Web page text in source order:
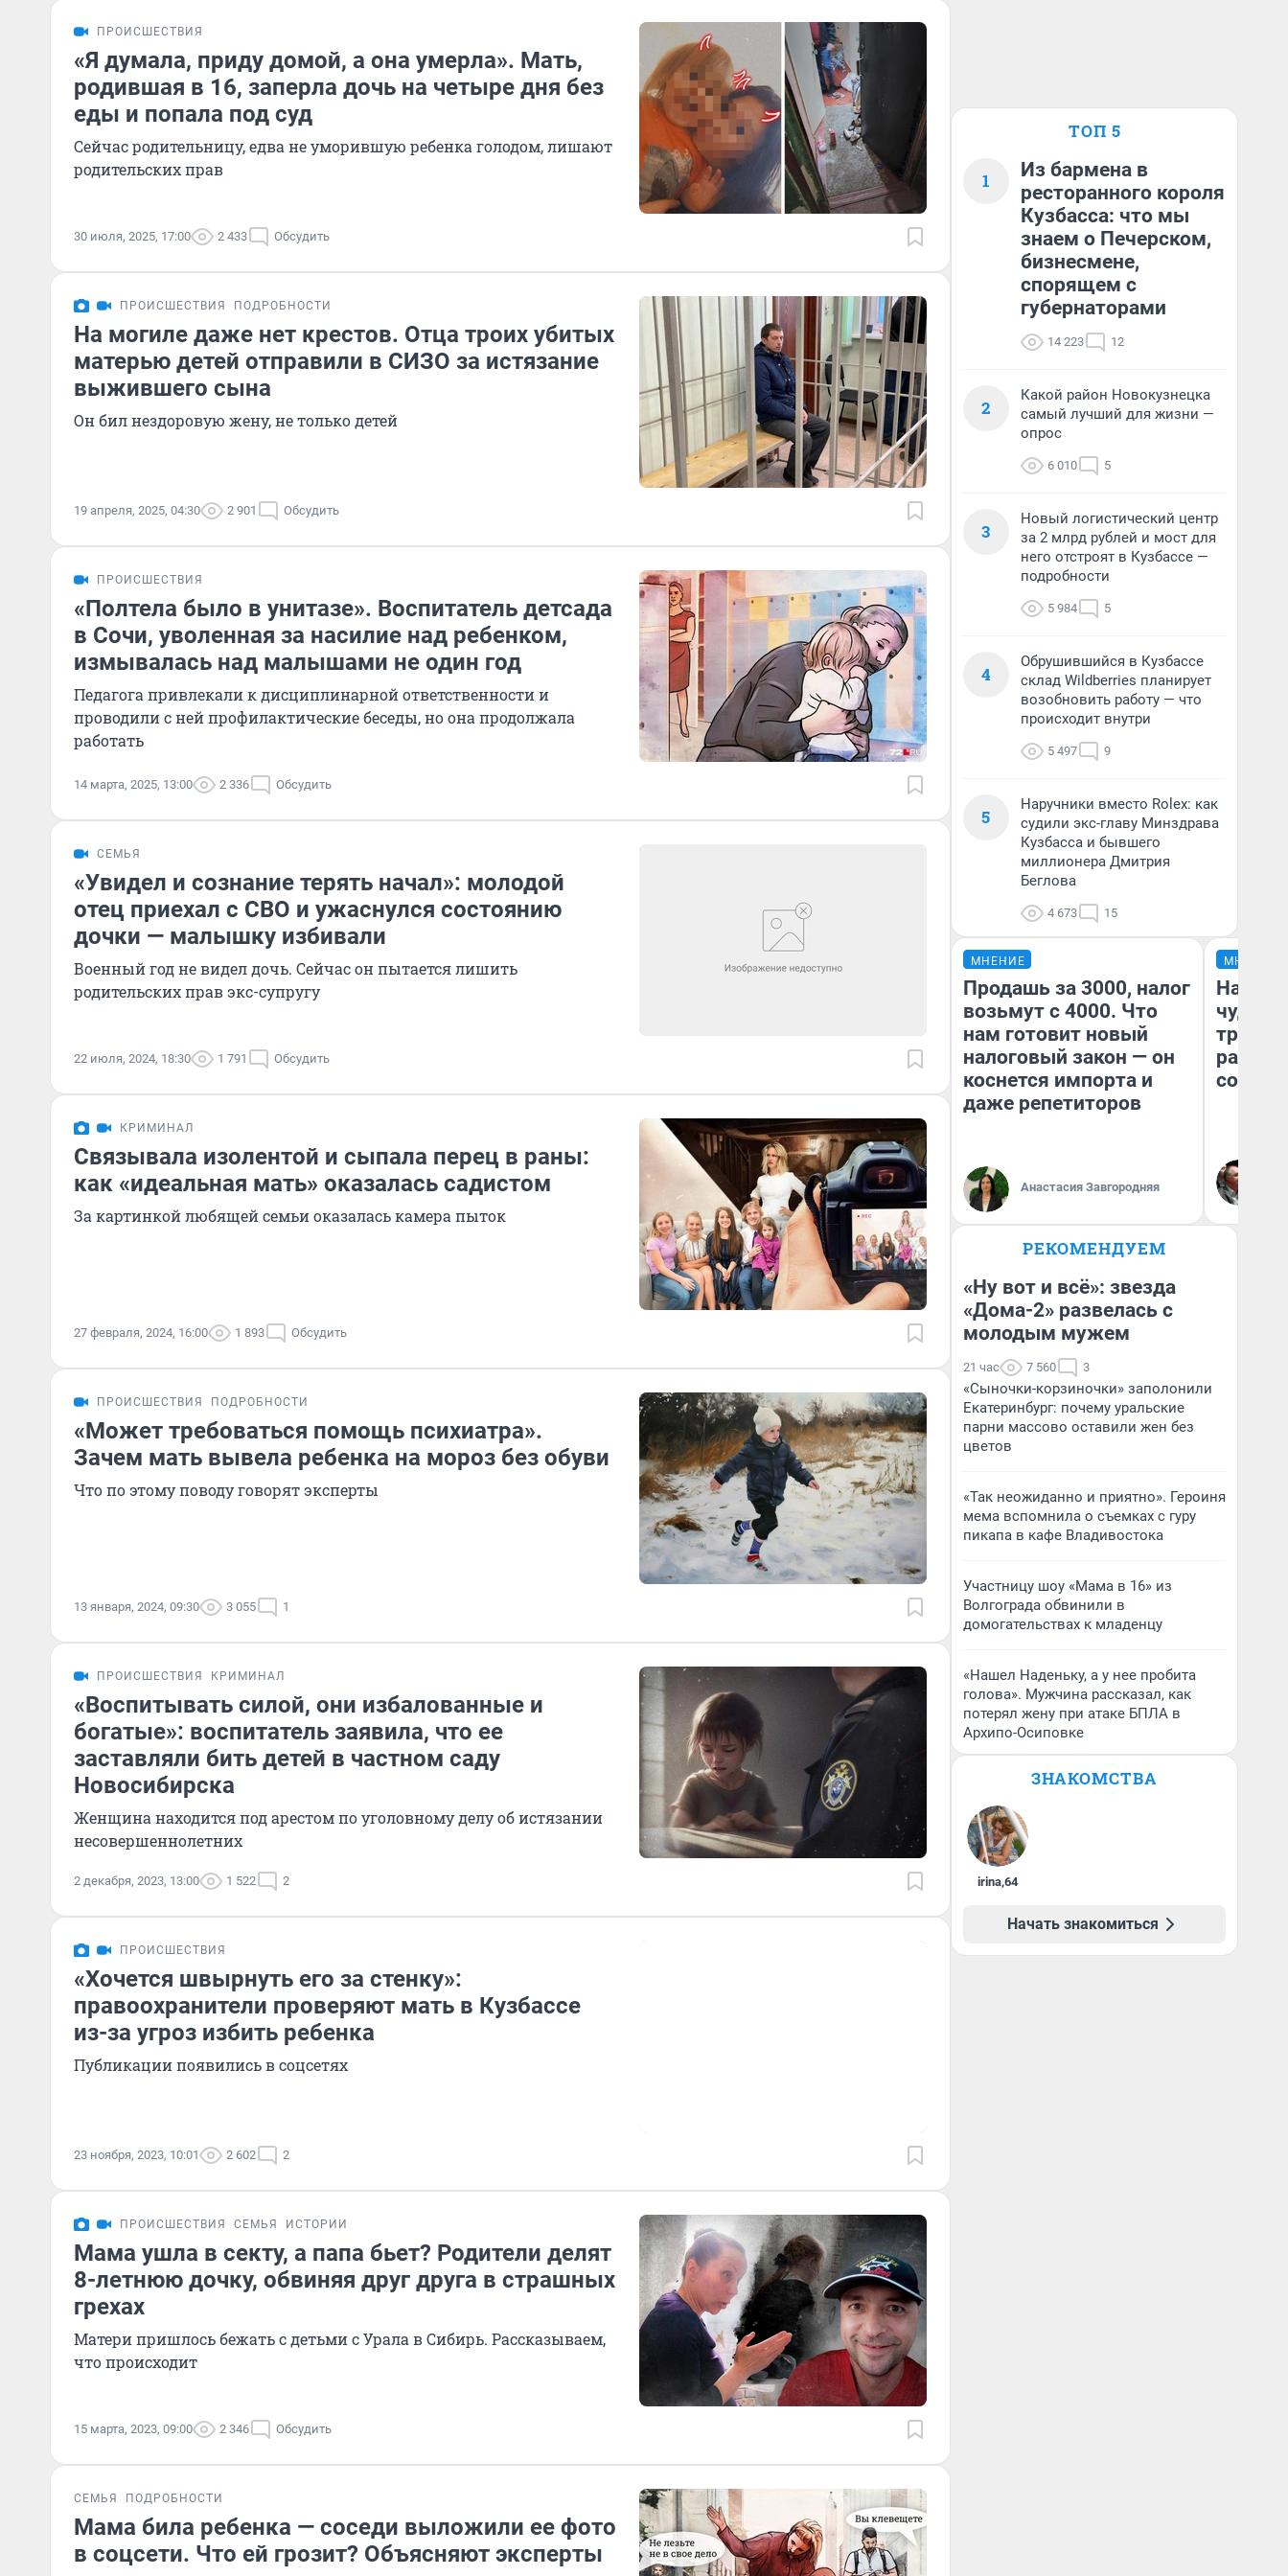
ПРОИСШЕСТВИЯ
«Я думала, приду домой, а она умерла». Мать,
родившая в 16, заперла дочь на четыре дня без
еды и попала под суд
Сейчас родительницу, едва не уморившую ребенка голодом, лишают
родительских прав
30 июля, 2025, 17:00 2 433 Обсудить
ПРОИСШЕСТВИЯ ПОДРОБНОСТИ
На могиле даже нет крестов. Отца троих убитых
матерью детей отправили в СИЗО за истязание
выжившего сына
Он бил нездоровую жену, не только детей
19 апреля, 2025, 04:30 2 901 Обсудить
ПРОИСШЕСТВИЯ
«Полтела было в унитазе». Воспитатель детсада
в Сочи, уволенная за насилие над ребенком,
измывалась над малышами не один год
Педагога привлекали к дисциплинарной ответственности и
проводили с ней профилактические беседы, но она продолжала
работать
14 марта, 2025, 13:00 2 336 Обсудить
СЕМЬЯ
«Увидел и сознание терять начал»: молодой
отец приехал с СВО и ужаснулся состоянию
дочки — малышку избивали
Военный год не видел дочь. Сейчас он пытается лишить
родительских прав экс-супругу
22 июля, 2024, 18:30 1 791 Обсудить
КРИМИНАЛ
Связывала изолентой и сыпала перец в раны:
как «идеальная мать» оказалась садистом
За картинкой любящей семьи оказалась камера пыток
27 февраля, 2024, 16:00 1 893 Обсудить
ПРОИСШЕСТВИЯ ПОДРОБНОСТИ
«Может требоваться помощь психиатра».
Зачем мать вывела ребенка на мороз без обуви
Что по этому поводу говорят эксперты
13 января, 2024, 09:30 3 055 1
ПРОИСШЕСТВИЯ КРИМИНАЛ
«Воспитывать силой, они избалованные и
богатые»: воспитатель заявила, что ее
заставляли бить детей в частном саду
Новосибирска
Женщина находится под арестом по уголовному делу об истязании
несовершеннолетних
2 декабря, 2023, 13:00 1 522 2
ПРОИСШЕСТВИЯ
«Хочется швырнуть его за стенку»:
правоохранители проверяют мать в Кузбассе
из-за угроз избить ребенка
Публикации появились в соцсетях
23 ноября, 2023, 10:01 2 602 2
ПРОИСШЕСТВИЯ СЕМЬЯ ИСТОРИИ
Мама ушла в секту, а папа бьет? Родители делят
8-летнюю дочку, обвиняя друг друга в страшных
грехах
Матери пришлось бежать с детьми с Урала в Сибирь. Рассказываем,
что происходит
15 марта, 2023, 09:00 2 346 Обсудить
СЕМЬЯ ПОДРОБНОСТИ
Мама била ребенка — соседи выложили ее фото
в соцсети. Что ей грозит? Объясняют эксперты
ТОП 5
1
Из бармена в
ресторанного короля
Кузбасса: что мы
знаем о Печерском,
бизнесмене,
спорящем с
губернаторами
14 223 12
2
Какой район Новокузнецка
самый лучший для жизни —
опрос
6 010 5
3
Новый логистический центр
за 2 млрд рублей и мост для
него отстроят в Кузбассе —
подробности
5 984 5
4
Обрушившийся в Кузбассе
склад Wildberries планирует
возобновить работу — что
происходит внутри
5 497 9
5
Наручники вместо Rolex: как
судили экс-главу Минздрава
Кузбасса и бывшего
миллионера Дмитрия
Беглова
4 673 15
МНЕНИЕ
Продашь за 3000, налог
возьмут с 4000. Что
нам готовит новый
налоговый закон — он
коснется импорта и
даже репетиторов
Анастасия Завгородняя
МНЕНИЕ
чудом
РЕКОМЕНДУЕМ
«Ну вот и всё»: звезда
«Дома-2» развелась с
молодым мужем
21 час 7 560 3
«Сыночки-корзиночки» заполонили
Екатеринбург: почему уральские
парни массово оставили жен без
цветов
«Так неожиданно и приятно». Героиня
мема вспомнила о съемках с гуру
пикапа в кафе Владивостока
Участницу шоу «Мама в 16» из
Волгограда обвинили в
домогательствах к младенцу
«Нашел Наденьку, а у нее пробита
голова». Мужчина рассказал, как
потерял жену при атаке БПЛА в
Архипо-Осиповке
ЗНАКОМСТВА
irina,64
Начать знакомиться